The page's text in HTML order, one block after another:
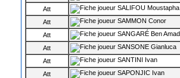
Att
SALIFOU Moustapha
Att
SAMMON Conor
Att
SANGARÉ Ben
Att
SANSONE Gianluca
Att
SANTINI Ivan
Att
SAPONJIC Ivan